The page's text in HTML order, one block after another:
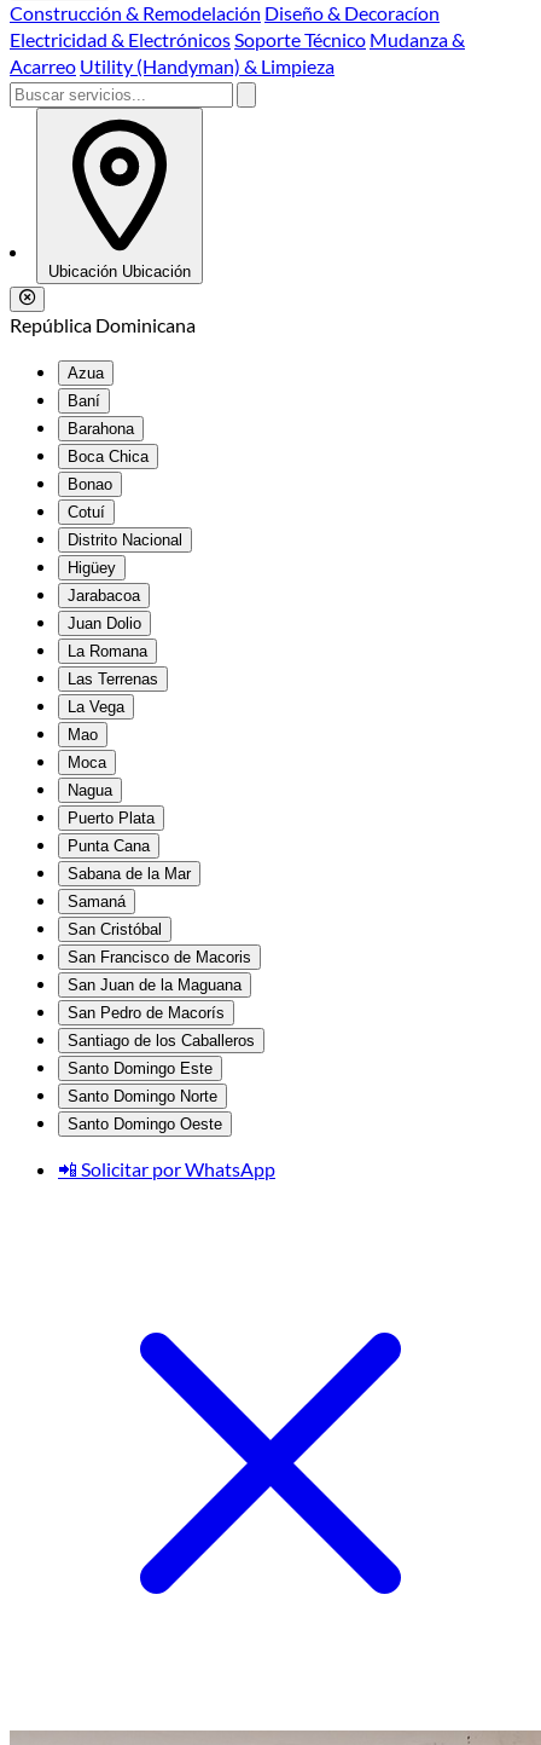
Construcción & Remodelación Diseño & Decoracíon
Electricidad & ElectrónicosSoporte Técnico Mudanza &
Acarreo Utility (Handyman) & Limpieza
Ubicación Ubicación
República Dominicana
Azua
Baní
Barahona
Boca Chica
Bonao
Cotuí
Distrito Nacional
Higüey
Jarabacoa
Juan Dolio
La Romana
Las Terrenas
La Vega
Mao
Moca
Nagua
Puerto Plata
Punta Cana
Sabana de la Mar
Samaná
San Cristóbal
San Francisco de Macoris
San Juan de la Maguana
San Pedro de Macorís
Santiago de los Caballeros
Santo Domingo Este
Santo Domingo Norte
Santo Domingo Oeste
📲 Solicitar por WhatsApp